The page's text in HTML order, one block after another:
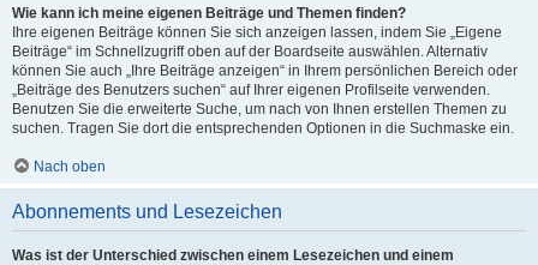
Wie kann ich meine eigenen Beiträge und Themen finden?
Ihre eigenen Beiträge können Sie sich anzeigen lassen, indem Sie „Eigene
Beiträge“ im Schnellzugriff oben auf der Boardseite auswählen. Alternativ
können Sie auch „Ihre Beiträge anzeigen“ in Ihrem persönlichen Bereich oder
„Beiträge des Benutzers suchen“ auf Ihrer eigenen Profilseite verwenden.
Benutzen Sie die erweiterte Suche, um nach von Ihnen erstellen Themen zu
suchen. Tragen Sie dort die entsprechenden Optionen in die Suchmaske ein.
Nach oben
Abonnements und Lesezeichen
Was ist der Unterschied zwischen einem Lesezeichen und einem